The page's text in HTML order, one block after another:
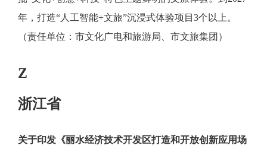
年，打造“人工智能+文旅”沉浸式体验项目3个以上。
（责任单位：市文化广电和旅游局、市文旅集团）
Z
浙江省
关于印发《丽水经济技术开发区打造和开放创新应用场